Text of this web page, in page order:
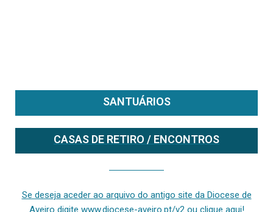
SANTUÁRIOS
CASAS DE RETIRO / ENCONTROS
Se deseja aceder ao arquivo do antigo site da Diocese de
Aveiro digite www.diocese-aveiro.pt/v2 ou clique aqui!